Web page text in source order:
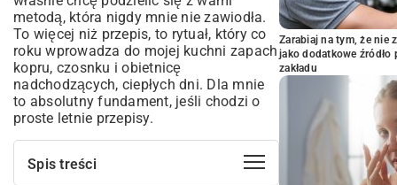
metodą, która nigdy mnie nie zawiodła.
To więcej niż przepis, to rytuał, który co
roku wprowadza do mojej kuchni zapach
kopru, czosnku i obietnicę
nadchodzących, ciepłych dni. Dla mnie
to absolutny fundament, jeśli chodzi o
proste letnie przepisy.
Spis treści
Zarabiaj na tym, że nie
jako dodatkowe
zakładu